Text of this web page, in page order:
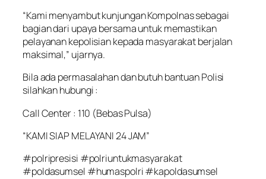
“Kami menyambut kunjungan Kompolnas sebagai
bagian dari upaya bersama untuk memastikan
pelayanan kepolisian kepada masyarakat berjalan
maksimal,” ujarnya.
Bila ada permasalahan dan butuh bantuan Polisi
silahkan hubungi :
Call Center : 110 (Bebas Pulsa)
“KAMI SIAP MELAYANI 24 JAM”
#polripresisi #polriuntukmasyarakat
#poldasumsel #humaspolri #kapoldasumsel